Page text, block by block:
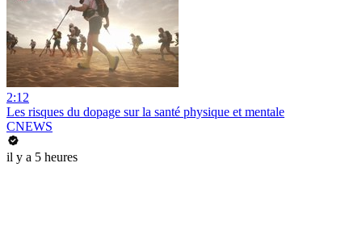
2:12
Les risques du dopage sur la santé physique et mentale
CNEWS
il y a 5 heures